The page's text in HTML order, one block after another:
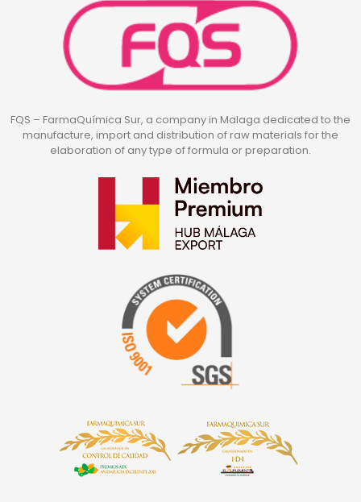
FQS – FarmaQuímica Sur, a company in Malaga dedicated to the
manufacture, import and distribution of raw materials for the
elaboration of any type of formula or preparation.